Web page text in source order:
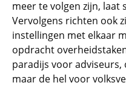
meer te volgen zijn, laat
Vervolgens richten ook
instellingen met elkaar
opdracht
paradijs voor
maar de hel voor